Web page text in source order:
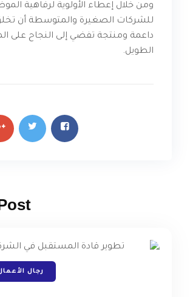
ومن خلال إعطاء الأولوية لرفاهية
للشركات الصغيرة والمتوسطة أن
داعمة ومنتجة تفضي إلى النجاح على
الطويل.
رجال